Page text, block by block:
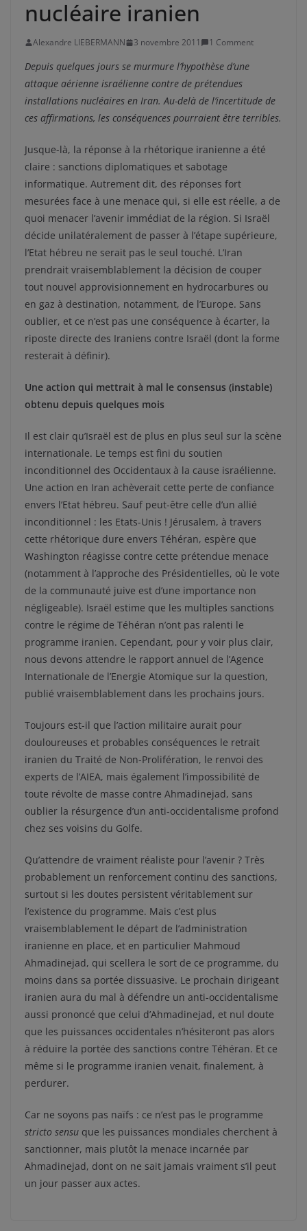
nucléaire iranien
Alexandre LIEBERMANN 3 novembre 2011 1 Comment
Depuis quelques jours se murmure l’hypothèse d’une
attaque aérienne israélienne contre de prétendues
installations nucléaires en Iran. Au-delà de l’incertitude de
ces affirmations, les conséquences pourraient être terribles.
Jusque-là, la réponse à la rhétorique iranienne a été
claire : sanctions diplomatiques et sabotage
informatique. Autrement dit, des réponses fort
mesurées face à une menace qui, si elle est réelle, a de
quoi menacer l’avenir immédiat de la région. Si Israël
décide unilatéralement de passer à l’étape supérieure,
l’Etat hébreu ne serait pas le seul touché. L’Iran
prendrait vraisemblablement la décision de couper
tout nouvel approvisionnement en hydrocarbures ou
en gaz à destination, notamment, de l’Europe. Sans
oublier, et ce n’est pas une conséquence à écarter, la
riposte directe des Iraniens contre Israël (dont la forme
resterait à définir).
Une action qui mettrait à mal le consensus (instable)
obtenu depuis quelques mois
Il est clair qu’Israël est de plus en plus seul sur la scène
internationale. Le temps est fini du soutien
inconditionnel des Occidentaux à la cause israélienne.
Une action en Iran achèverait cette perte de confiance
envers l’Etat hébreu. Sauf peut-être celle d’un allié
inconditionnel : les Etats-Unis ! Jérusalem, à travers
cette rhétorique dure envers Téhéran, espère que
Washington réagisse contre cette prétendue menace
(notamment à l’approche des Présidentielles, où le vote
de la communauté juive est d’une importance non
négligeable). Israël estime que les multiples sanctions
contre le régime de Téhéran n’ont pas ralenti le
programme iranien. Cependant, pour y voir plus clair,
nous devons attendre le rapport annuel de l’Agence
Internationale de l’Energie Atomique sur la question,
publié vraisemblablement dans les prochains jours.
Toujours est-il que l’action militaire aurait pour
douloureuses et probables conséquences le retrait
iranien du Traité de Non-Prolifération, le renvoi des
experts de l’AIEA, mais également l’impossibilité de
toute révolte de masse contre Ahmadinejad, sans
oublier la résurgence d’un anti-occidentalisme profond
chez ses voisins du Golfe.
Qu’attendre de vraiment réaliste pour l’avenir ? Très
probablement un renforcement continu des sanctions,
surtout si les doutes persistent véritablement sur
l’existence du programme. Mais c’est plus
vraisemblablement le départ de l’administration
iranienne en place, et en particulier Mahmoud
Ahmadinejad, qui scellera le sort de ce programme, du
moins dans sa portée dissuasive. Le prochain dirigeant
iranien aura du mal à défendre un anti-occidentalisme
aussi prononcé que celui d’Ahmadinejad, et nul doute
que les puissances occidentales n’hésiteront pas alors
à réduire la portée des sanctions contre Téhéran. Et ce
même si le programme iranien venait, finalement, à
perdurer.
Car ne soyons pas naïfs : ce n’est pas le programme
stricto sensu que les puissances mondiales cherchent à
sanctionner, mais plutôt la menace incarnée par
Ahmadinejad, dont on ne sait jamais vraiment s’il peut
un jour passer aux actes.